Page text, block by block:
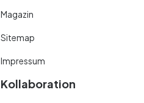
Magazin
Sitemap
Impressum
Kollaboration